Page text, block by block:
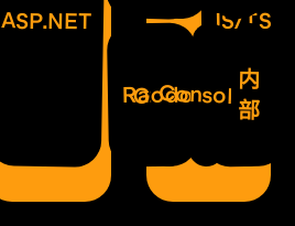
ASP.NET
Razor
JS/TS
Godot
Consoles
内
部